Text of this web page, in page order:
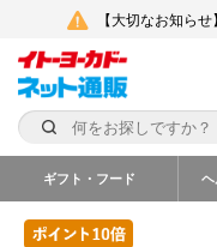
【大切なお知ら
ギフト・フード